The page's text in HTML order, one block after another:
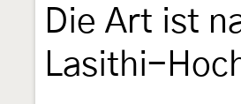
Die Art ist
Lasithi-